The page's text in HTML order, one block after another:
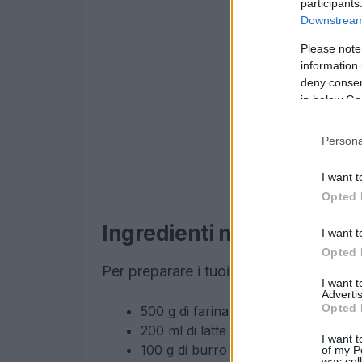
Please
information
deny
in below
I want
Opted
I want
Opted
I want
Opted
I want
of my
Ingredienti necessari
Per preparare i tuoi flauti al
500 g di farina 00
200 ml di latte
100 g di burro morbido